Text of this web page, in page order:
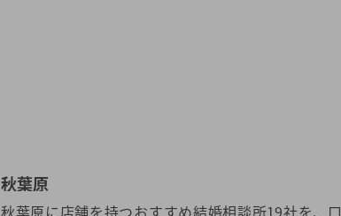
秋葉原